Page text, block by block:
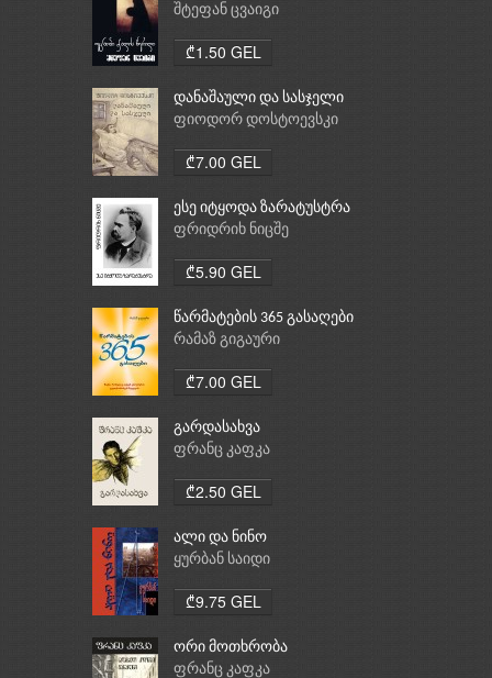
შტეფან ცვაიგი
₾1.50 GEL
დანაშაული და სასჯელი
ფიოდორ დოსტოევსკი
₾7.00 GEL
ესე იტყოდა ზარატუსტრა
ფრიდრიხ ნიცშე
₾5.90 GEL
წარმატების 365 გასაღები
რამაზ გიგაური
₾7.00 GEL
გარდასახვა
ფრანც კაფკა
₾2.50 GEL
ალი და ნინო
ყურბან საიდი
₾9.75 GEL
ორი მოთხრობა
ფრანც კაფკა